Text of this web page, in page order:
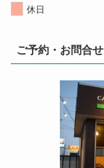
休日
ご予約・お問合せ